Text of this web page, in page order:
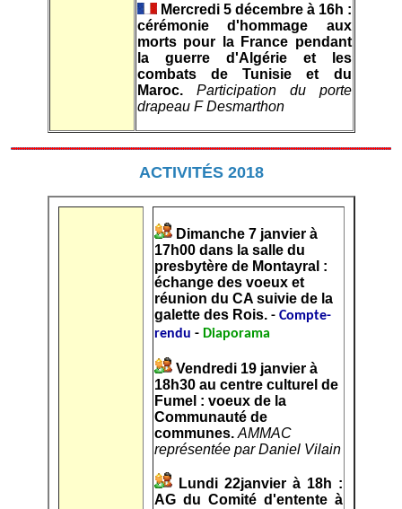
Mercredi 5 décembre à 16h :
cérémonie d'hommage aux
morts pour la France pendant
la guerre d'Algérie et les
combats de Tunisie et du
Maroc. Participation du porte
drapeau F Desmarthon
ACTIVITÉS 2018
Dimanche 7 janvier à
17h00 dans la salle du
presbytère de Montayral :
échange des voeux et
réunion du CA suivie de la
galette des Rois. - Compte-
rendu - Diaporama
Vendredi 19 janvier à
18h30 au centre culturel de
Fumel : voeux de la
Communauté de
communes. AMMAC
représentée par Daniel Vilain
Lundi 22janvier à 18h :
AG du Comité d'entente à